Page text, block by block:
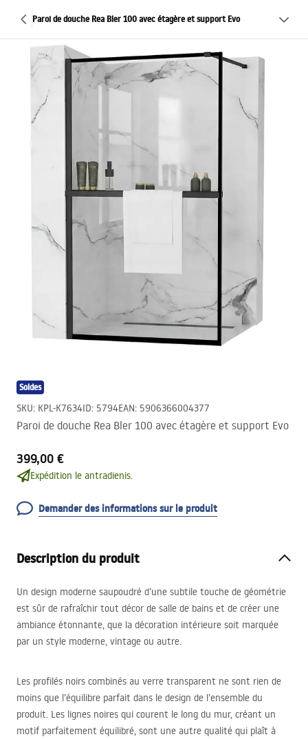
Paroi de douche Rea Bler 100 avec étagère et support Evo
Soldes
SKU: KPL-K7634ID: 5794EAN: 5906366004377
Paroi de douche Rea Bler 100 avec étagère et support Evo
399,00 €
Expédition le antradienis.
Demander des informations sur le produit
Description du produit
Un design moderne saupoudré d’une subtile touche de géométrie
est sûr de rafraîchir tout décor de salle de bains et de créer une
ambiance étonnante, que la décoration intérieure soit marquée
par un style moderne, vintage ou autre.
Les profilés noirs combinés au verre transparent ne sont rien de
moins que l’équilibre parfait dans le design de l’ensemble du
produit. Les lignes noires qui courent le long du mur, créant un
motif parfaitement équilibré, sont une autre qualité qui plaît à